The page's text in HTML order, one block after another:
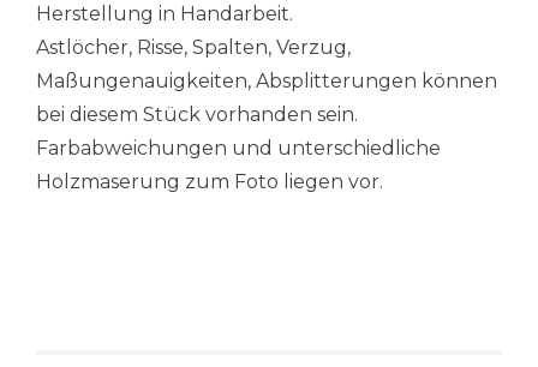
Herstellung in Handarbeit.
Astlöcher, Risse, Spalten, Verzug,
Maßungenauigkeiten, Absplitterungen können
bei diesem Stück vorhanden sein.
Farbabweichungen und unterschiedliche
Holzmaserung zum Foto liegen vor.